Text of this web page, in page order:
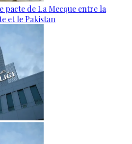
pacte de La Mecque entre la
et le Pakistan